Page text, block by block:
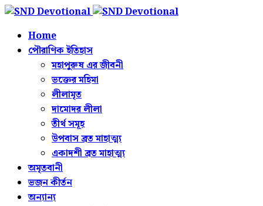
Home
পৌরাণিক ইতিহাস
মহাপুরুষ এর জীবনী
ভক্তের মহিমা
লীলামৃত
দামোদর লীলা
তীর্থ সমূহ
উপবাস ব্রত মাহাত্ম্য
একাদশী ব্রত মাহাত্ম্য
অমৃতবানী
ভজন কীর্তন
অন্যান্য